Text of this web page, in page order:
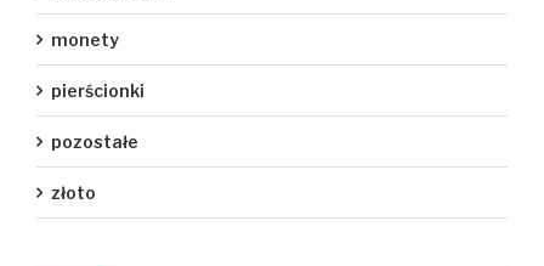
monety
pierścionki
pozostałe
złoto